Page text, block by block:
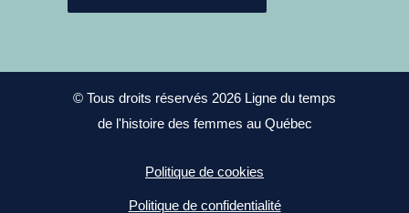
© Tous droits réservés 2026 Ligne du temps
de l'histoire des femmes au Québec
Politique de cookies
Politique de confidentialité